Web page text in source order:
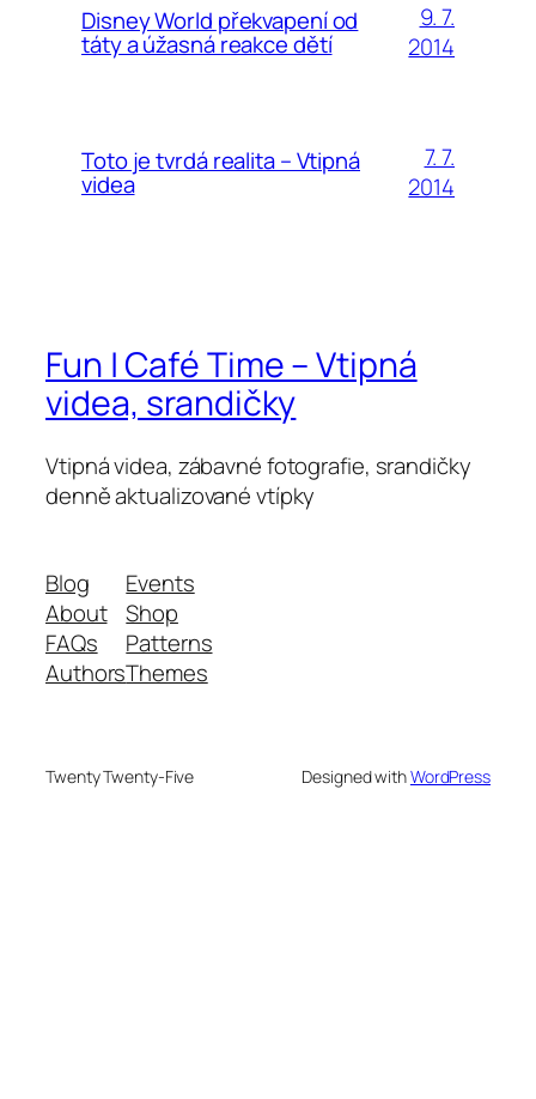
Disney World překvapení od
táty a úžasná reakce dětí
9. 7.
2014
Toto je tvrdá realita – Vtipná
videa
7. 7.
2014
Fun | Café Time – Vtipná
videa, srandičky
Vtipná videa, zábavné fotografie, srandičky
denně aktualizované vtípky
Blog
About
FAQs
Authors
Events
Shop
Patterns
Themes
Twenty Twenty-Five Designed withWordPress